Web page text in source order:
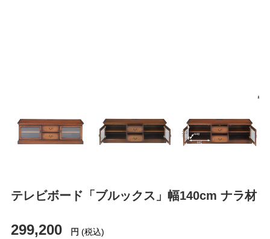
テレビボード「ブルックス」幅140cm ナラ材
299,200 円 (税込)